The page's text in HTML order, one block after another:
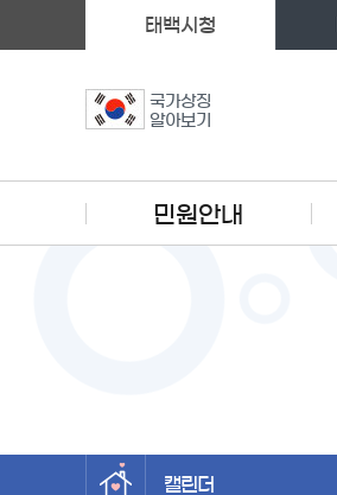
국가상징
알아보기
태백시청
민원안내
캘린더